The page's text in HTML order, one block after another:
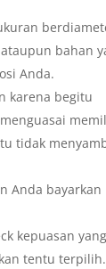
bahan
Anda.
karena begitu
tidak
Anda bayarkan
kepuasan yang
tentu terpilih.